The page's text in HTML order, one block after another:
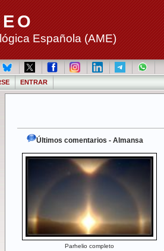
Española (AME)
ENTRAR
Últimos comentarios - Almansa
Parhelio completo